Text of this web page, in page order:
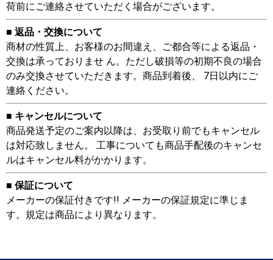
荷前にご連絡させていただく場合がございます。
■ 返品・交換について
商材の性質上、お客様のお間違え、ご都合等による返品・
交換は承っておりませ ん。ただし破損等の初期不良の場合
のみ交換させていただきます。商品到着後、 7日以内にご
連絡ください。
■ キャンセルについて
商品発送予定のご案内以降は、お受取り前でもキャンセル
は対応致しません。 工事についても商品手配後のキャンセ
ルはキャンセル料がかかります。
■ 保証について
メーカーの保証付きです!! メーカーの保証規定に準じま
す。規定は商品により異なります。